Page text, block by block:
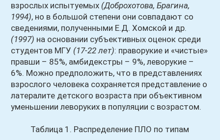
взрослых испытуемых (Доброхотова, Брагина,
1994), но в большой степени они совпадают со
сведениями, полученными Е.Д. Хомской и др.
(1997) на основании субъективных оценок среди
студентов МГУ (17-22 лет): праворукие и «чистые»
правши – 85%, амбидекстры – 9%, леворукие –
6%. Можно предположить, что в представлениях
взрослого человека сохраняется представление о
латералите детского возраста при объективном
уменьшении леворуких в популяции с возрастом.
Таблица 1. Распределение ПЛО по типам